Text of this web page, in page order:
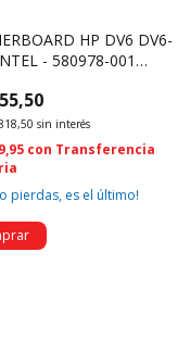
HP DV6 DV6-
- 580978-001
sin interés
con Transferencia
pierdas, es el último!